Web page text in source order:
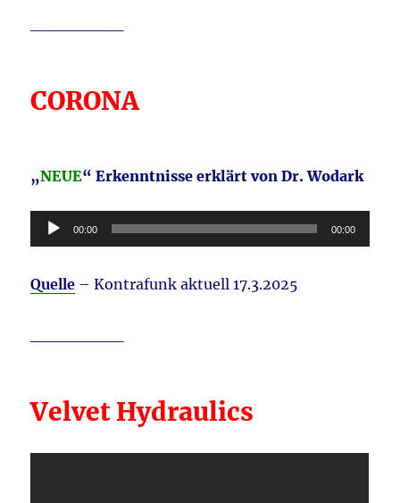
CORONA
„NEUE“ Erkenntnisse erklärt von Dr. Wodark
Audio-
Player
00:00 00:00
Quelle – Kontrafunk aktuell 17.3.2025
Velvet Hydraulics